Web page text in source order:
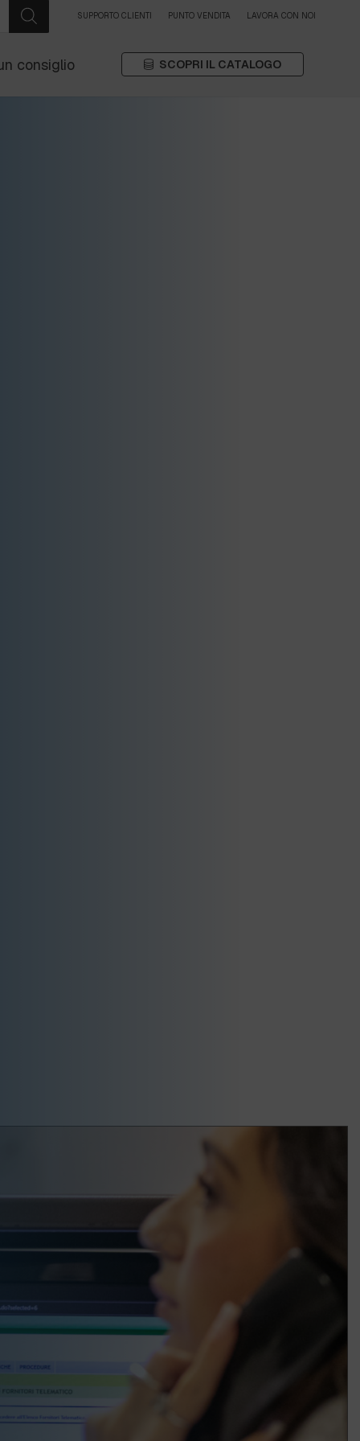
SUPPORTO CLIENTI PUNTO VENDITA LAVORA CON NOI
consiglio SCOPRI IL CATALOGO